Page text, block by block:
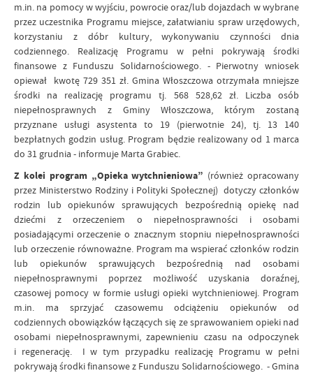
m.in. na pomocy w wyjściu, powrocie oraz/lub dojazdach w wybrane
przez uczestnika Programu miejsce, załatwianiu spraw urzędowych,
korzystaniu z dóbr kultury, wykonywaniu czynności dnia
codziennego. Realizację Programu w pełni pokrywają środki
finansowe z Funduszu Solidarnościowego. - Pierwotny wniosek
opiewał kwotę 729 351 zł. Gmina Włoszczowa otrzymała mniejsze
środki na realizację programu tj. 568 528,62 zł. Liczba osób
niepełnosprawnych z Gminy Włoszczowa, którym zostaną
przyznane usługi asystenta to 19 (pierwotnie 24), tj. 13 140
bezpłatnych godzin usług. Program będzie realizowany od 1 marca
do 31 grudnia - informuje Marta Grabiec.
Z kolei program „Opieka wytchnieniowa” (również opracowany
przez Ministerstwo Rodziny i Polityki Społecznej) dotyczy członków
rodzin lub opiekunów sprawujących bezpośrednią opiekę nad
dziećmi z orzeczeniem o niepełnosprawności i osobami
posiadającymi orzeczenie o znacznym stopniu niepełnosprawności
lub orzeczenie równoważne. Program ma wspierać członków rodzin
lub opiekunów sprawujących bezpośrednią nad osobami
niepełnosprawnymi poprzez możliwość uzyskania doraźnej,
czasowej pomocy w formie usługi opieki wytchnieniowej. Program
m.in. ma sprzyjać czasowemu odciążeniu opiekunów od
codziennych obowiązków łączących się ze sprawowaniem opieki nad
osobami niepełnosprawnymi, zapewnieniu czasu na odpoczynek
i regenerację. I w tym przypadku realizację Programu w pełni
pokrywają środki finansowe z Funduszu Solidarnościowego. - Gmina